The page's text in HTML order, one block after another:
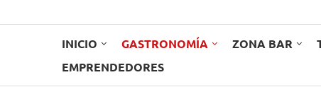
INICIO GASTRONOMÍA ZONA BAR
EMPRENDEDORES